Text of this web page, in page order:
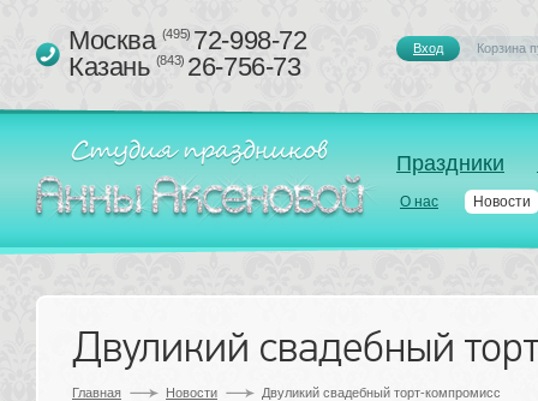
Праздники
О нас Новости
Москва (495)72-998-72
Казань (843)26-756-73
Вход Корзина
Двуликий свадебный
Главная Новости Двуликий свадебный торт-компромисс